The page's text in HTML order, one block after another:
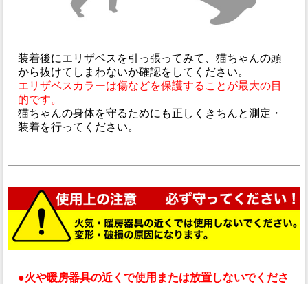
装着後にエリザベスを引っ張ってみて、猫ちゃんの頭
から抜けてしまわないか確認をしてください。
エリザベスカラーは傷などを保護することが最大の目
的です。
猫ちゃんの身体を守るためにも正しくきちんと測定・
装着を行ってください。
●火や暖房器具の近くで使用または放置しないでくださ